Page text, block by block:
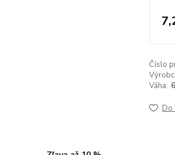
Číslo
Váha:
Do